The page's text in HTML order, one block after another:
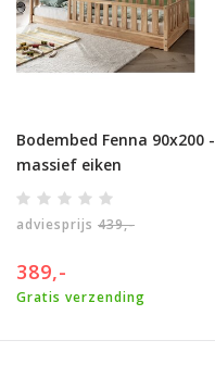
Bodembed Fenna 90x200 -
massief eiken
adviesprijs 439,-
389,-
Gratis verzending